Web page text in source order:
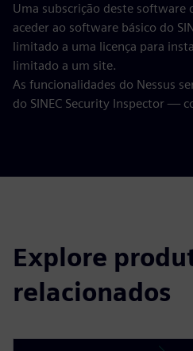
Uma subscrição deste
aceder ao software básico do
limitado a uma licença para
limitado a um site.
As funcionalidades do Nessus
do SINEC Security Inspector —
Explore
relacionados